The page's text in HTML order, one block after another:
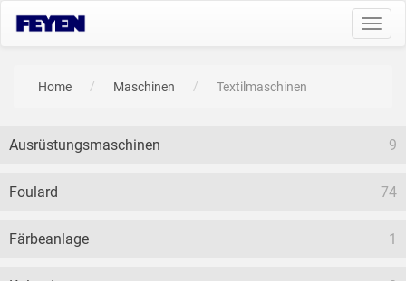
Home Maschinen Textilmaschinen
Ausrüstungsmaschinen 9
Foulard 74
Färbeanlage 1